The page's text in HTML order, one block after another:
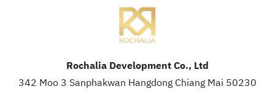
Rochalia Development Co., Ltd
342 Moo 3 Sanphakwan Hangdong Chiang Mai 50230